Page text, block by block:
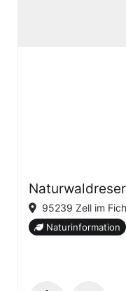
95239 Zell im
Naturinformation